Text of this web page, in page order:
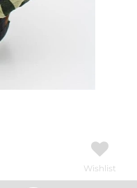
Wishlist